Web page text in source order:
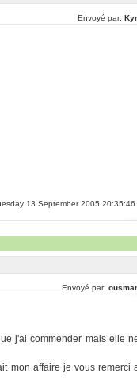
Envoyé par:
13 September 2005 20:35:46
Envoyé par:
j'ai commender mais elle
mon affaire je vous remerci